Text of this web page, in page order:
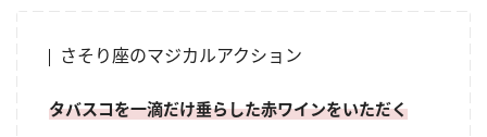
さそり座のマジカルアクション
タバスコを一滴だけ垂らした赤ワインをいただく